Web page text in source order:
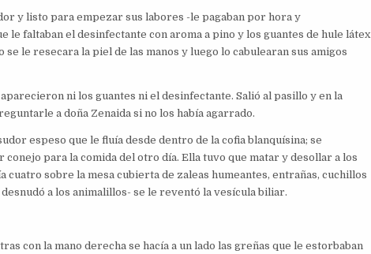
y listo para empezar sus labores -le pagaban por hora y
faltaban el desinfectante con aroma a pino y los guantes de hule látex
le resecara la piel de las manos y luego lo cabulearan sus amigos
ni los guantes ni el desinfectante. Salió al pasillo y en la
a doña Zenaida si no los había agarrado.
espeso que le fluía desde dentro de la cofia blanquísina; se
para la comida del otro día. Ella tuvo que matar y desollar a los
cuatro sobre la mesa cubierta de zaleas humeantes, entrañas, cuchillos
a los animalillos- se le reventó la vesícula biliar.
con la mano derecha se hacía a un lado las greñas que le estorbaban